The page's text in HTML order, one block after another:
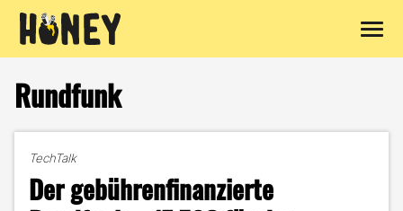
Inhalt
springen
Rundfunk
TechTalk
Der gebührenfinanzierte